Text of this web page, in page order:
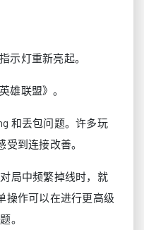
示灯重新亮起。
雄联盟》。
和丢包问题。许多玩
到连接改善。
局中频繁掉线时，就
操作可以在进行更高级
。